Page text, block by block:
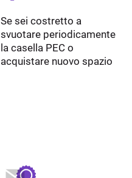
Se sei costretto a
svuotare periodicamente
la casella PEC o
acquistare nuovo spazio